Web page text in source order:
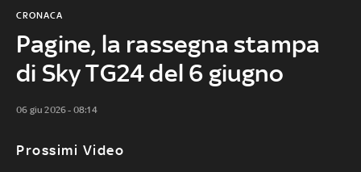
Pagine, la rassegna stampa
di Sky TG24 del 6 giugno
CRONACA
06 giu 2026 - 08:14
Prossimi Video